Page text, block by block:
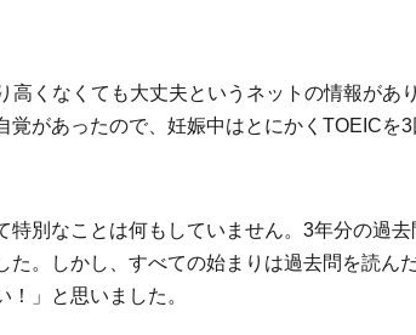
高くなくても大丈夫というネットの情報があ
覚があったので、妊娠中はとにかくTOEICを
特別なことは何もしていません。3年分の過
た。しかし、すべての始まりは過去問を読ん
」と思いました。